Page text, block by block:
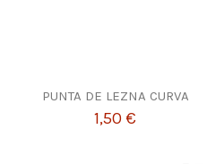
PUNTA DE LEZNA CURVA
1,50 €